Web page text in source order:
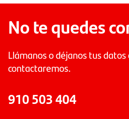
No te quedes
Llámanos o déjanos tus
contactaremos.
910 503 404